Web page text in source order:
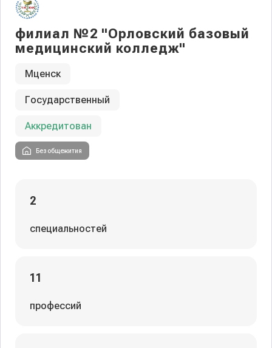
филиал №2 "Орловский базовый
медицинский колледж"
Мценск
Государственный
Аккредитован
Без общежития
2
специальностей
11
профессий